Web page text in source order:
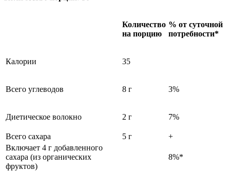
Количество
на порцию
% от суточной
потребности*
Калории 35
Всего углеводов 8 г 3%
Диетическое волокно 2 г 7%
Всего сахара 5 г
+
Включает 4 г добавленного
сахара (из органических
фруктов)
8%*